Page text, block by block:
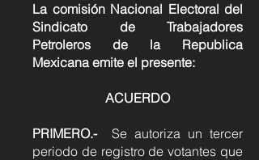
La comisión Nacional Electoral del
Sindicato de Trabajadores
Petroleros de la Republica
Mexicana emite el presente:
ACUERDO
PRIMERO.-
Se autoriza un tercer
periodo de registro de votantes que